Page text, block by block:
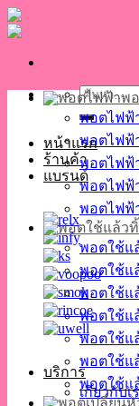
Skip
to
ค้นหา:
หน้าแรก
ร้านค้า
แบรนด์
บริการ
เกี่ยวกับเ
พ
พอตไฟฟ้
พอตไฟฟ้
พอตไฟฟ้
พอตไฟฟ้า
พอตไฟฟ้
พอตใช้แ
พอตใช้แ
พอตใช้แ
พอตใช้แ
พอตใช้แ
พอตใช้แ
พอตใช้แ